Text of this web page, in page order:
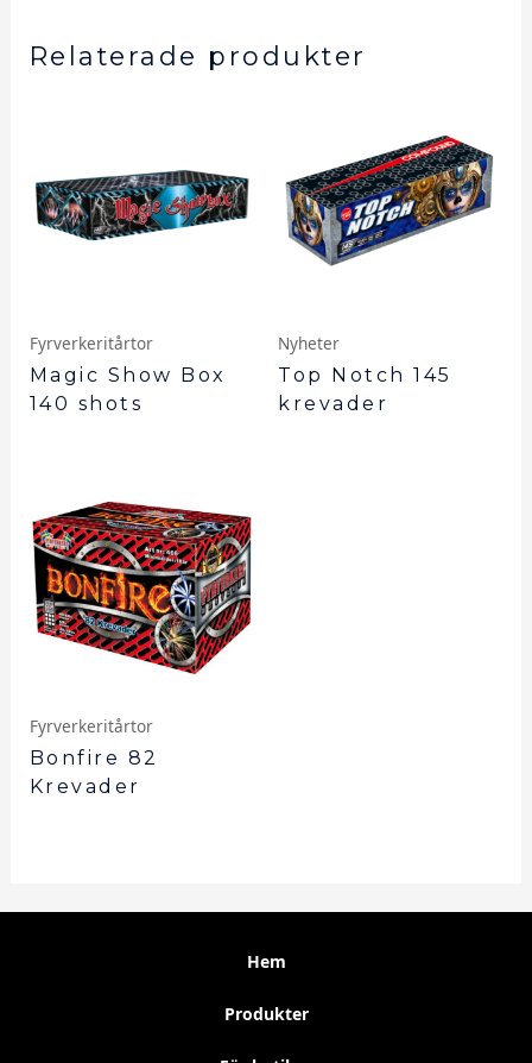
Relaterade produkter
Fyrverkeritårtor
Magic Show Box
140 shots
Nyheter
Top Notch 145
krevader
Fyrverkeritårtor
Bonfire 82
Krevader
Hem
Produkter